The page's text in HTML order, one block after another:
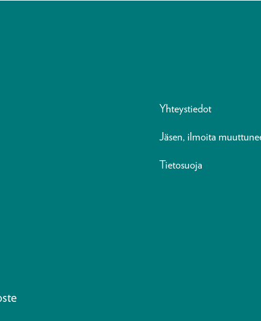
Yhteystiedot
Jäsen, ilmoita
Tietosuoja
in